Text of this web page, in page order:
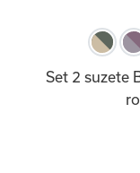
Set 2 suzete